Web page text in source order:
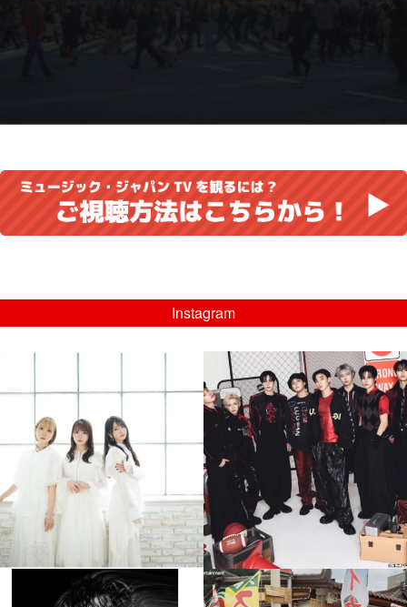
Instagram
...
8月 4
4 0
musicjapantv
💡08/05(水)23:00特番放送！
...
8月 4
4 0
musicjapantv musicjapantv